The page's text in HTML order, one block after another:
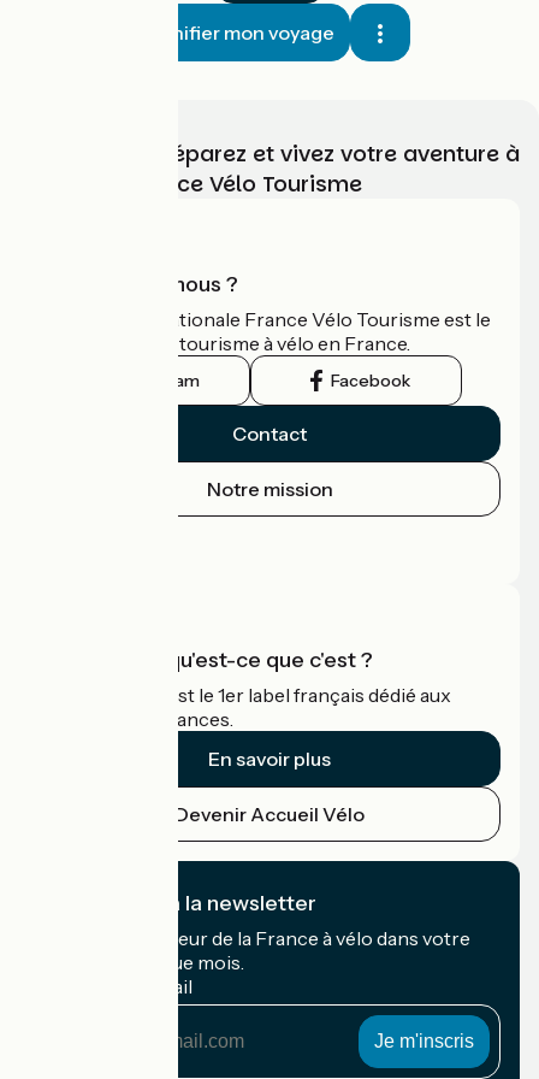
Planifier mon voyage
Choisissez, préparez et vivez votre aventure à
vélo avec France Vélo Tourisme
Qui sommes-nous ?
L'association nationale France Vélo Tourisme est le
guide officiel du tourisme à vélo en France.
Instagram Facebook
Contact
Notre mission
Accueil Vélo qu'est-ce que c'est ?
Accueil Vélo c'est le 1er label français dédié aux
cyclistes en vacances.
En savoir plus
Devenir Accueil Vélo
Je m'abonne à la newsletter
Recevez le meilleur de la France à vélo dans votre
boîte mail chaque mois.
Mon adresse mail